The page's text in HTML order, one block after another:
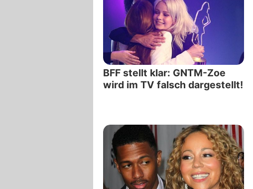
BFF stellt klar: GNTM-Zoe
wird im TV falsch dargestellt!